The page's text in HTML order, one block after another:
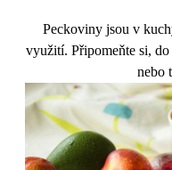
Peckoviny jsou v
využití. Připomeňte si,
nebo